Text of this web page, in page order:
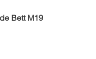
Bett M19